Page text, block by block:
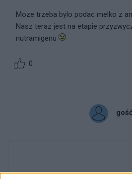
Moze trzeba bylo podac melko z
Nasz teraz jest na etapie
nutramigenu
0
gość